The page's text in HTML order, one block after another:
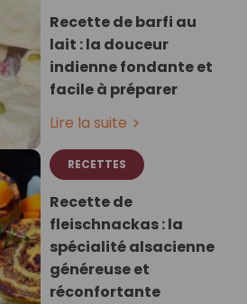
Recette de barfi au
lait : la douceur
indienne fondante et
facile à préparer
Lire la suite
RECETTES
Recette de
fleischnackas : la
spécialité alsacienne
généreuse et
réconfortante